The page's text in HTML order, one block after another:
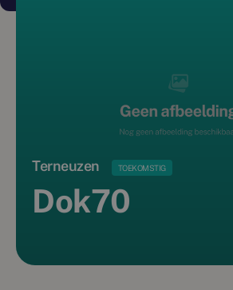
Terneuzen TOEKOMSTIG
Dok70